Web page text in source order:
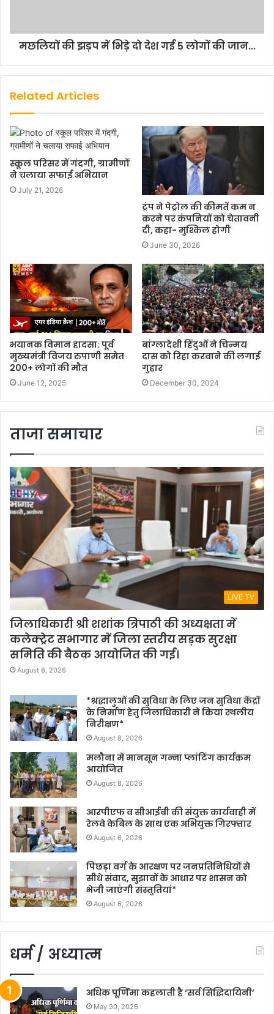
मछलियों की झड़प में भिड़े दो देश गई 5 लोगों की जान...
Related Articles
स्कूल परिसर में गंदगी, ग्रामीणों
ने चलाया सफाई अभियान
July 21, 2026
ट्रंप ने पेट्रोल की कीमतें कम न
करने पर कंपनियों को चेतावनी
दी, कहा- मुश्किल होगी
June 30, 2026
भयानक विमान हादसा: पूर्व
मुख्यमंत्री विजय रुपाणी समेत
200+ लोगों की मौत
June 12, 2025
बांग्लादेशी हिंदुओं ने चिन्मय
दास को रिहा करवाने की लगाई
गुहार
December 30, 2024
ताजा समाचार
LIVE TV
जिलाधिकारी श्री शशांक त्रिपाठी की अध्यक्षता में
कलेक्ट्रेट सभागार में जिला स्तरीय सड़क सुरक्षा
समिति की बैठक आयोजित की गई।
August 8, 2026
*श्रद्धालुओं की सुविधा के लिए जन सुविधा केंद्रों
के निर्माण हेतु जिलाधिकारी ने किया स्थलीय
निरीक्षण*
August 8, 2026
मलौना में मानसून गन्ना प्लांटिंग कार्यक्रम
आयोजित
August 8, 2026
आरपीएफ व सीआईबी की संयुक्त कार्यवाही में
रेलवे केबिल के साथ एक अभियुक्त गिरफ्तार
August 6, 2026
पिछड़ा वर्ग के आरक्षण पर जनप्रतिनिधियों से
सीधे संवाद, सुझावों के आधार पर शासन को
भेजी जाएंगी संस्तुतियां*
August 6, 2026
धर्म / अध्यात्म
अधिक पूर्णिमा कहलाती है ‘सर्व सिद्धिदायिनी’
May 30, 2026